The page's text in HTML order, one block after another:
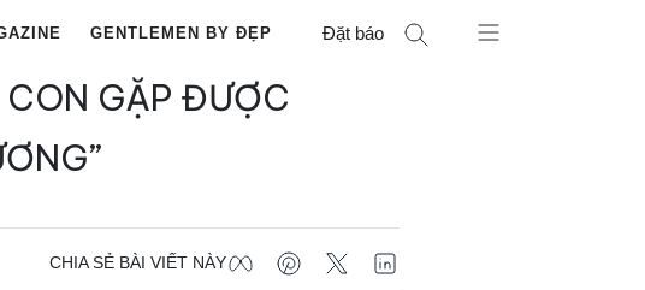
GENTLEMEN BY ĐẸP Đặt báo
CON GẶP ĐƯỢC
CHIA SẺ BÀI VIẾT NÀY